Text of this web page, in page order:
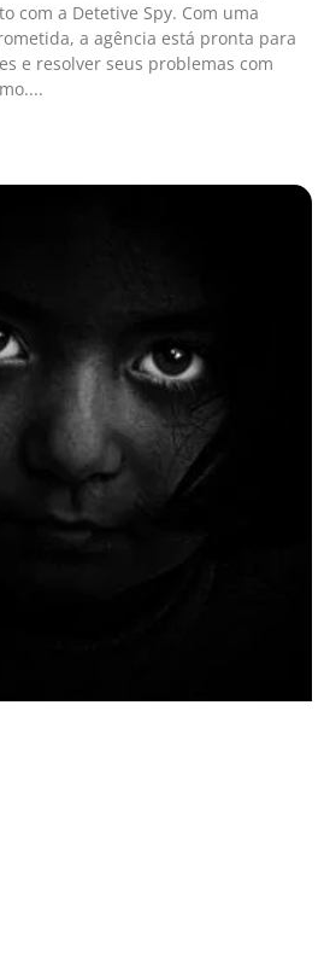
com a Detetive Spy. Com uma
a agência está pronta para
e resolver seus problemas com